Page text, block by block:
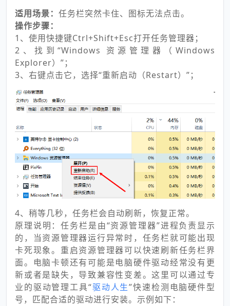
适用场景： 任务栏突然卡住、图标无法点击。
操作步骤：
1、使用快捷键Ctrl+Shift+Esc打开任务管理器；
2、找到“Windows 资源管理器（Windows
Explorer）”；
3、右键点击它，选择“重新启动（Restart）”；
4、稍等几秒，任务栏会自动刷新，恢复正常。
原理说明：任务栏是由“资源管理器”进程负责显示
的，当资源管理器运行异常时，任务栏就可能出现
卡死现象。重启资源管理器可以快速刷新任务栏界
面。电脑卡顿还有可能是电脑硬件驱动经常没有更
新或者是缺失，导致兼容性变差。这里可以通过专
业的驱动管理工具“驱动人生”快速检测电脑硬件型
号，匹配合适的驱动进行安装。示例如下：